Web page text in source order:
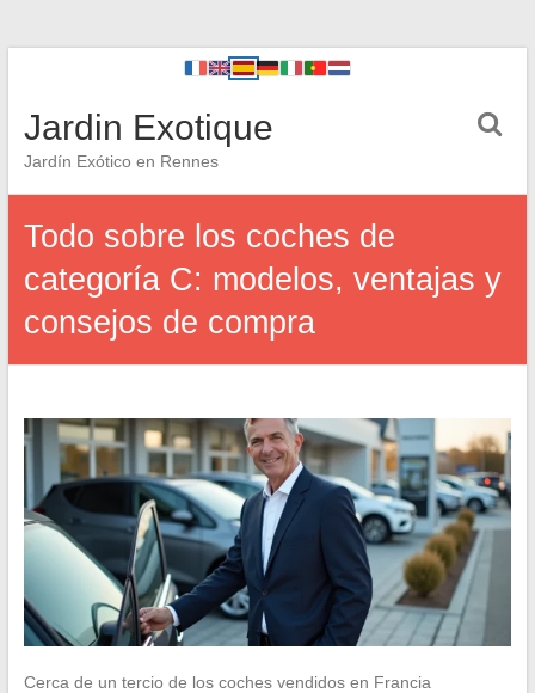
Jardin Exotique
Jardín Exótico en Rennes
Todo sobre los coches de
categoría C: modelos, ventajas y
consejos de compra
Cerca de un tercio de los coches vendidos en Francia